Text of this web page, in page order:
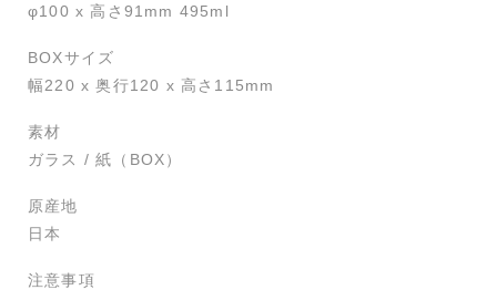
φ100 x 高さ91mm 495ml
BOXサイズ
幅220 x 奥行120 x 高さ115mm
素材
ガラス /紙（BOX）
原産地
日本
注意事項